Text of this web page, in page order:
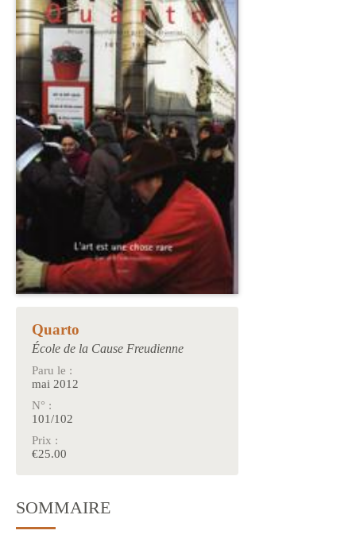
Quarto
École de la Cause Freudienne
Paru le :
mai 2012
N° :
101/102
Prix :
€25.00
SOMMAIRE